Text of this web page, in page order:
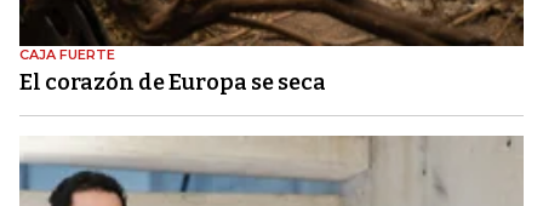
CAJA FUERTE
El corazón de Europa se seca